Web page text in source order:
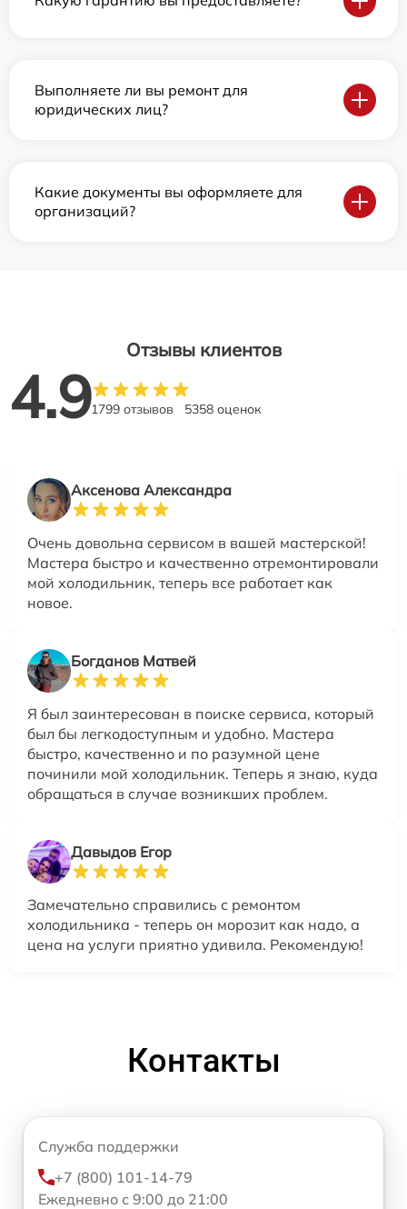
Выполняете ли вы ремонт для
юридических лиц?
Какие документы вы оформляете для
организаций?
Отзывы клиентов
4.91799 отзывов 5358 оценок
Аксенова Александра
Очень довольна сервисом в вашей мастерской!
Мастера быстро и качественно отремонтировали
мой холодильник, теперь все работает как
новое.
Богданов Матвей
Я был заинтересован в поиске сервиса, который
был бы легкодоступным и удобно. Мастера
быстро, качественно и по разумной цене
починили мой холодильник. Теперь я знаю, куда
обращаться в случае возникших проблем.
Давыдов Егор
Замечательно справились с ремонтом
холодильника - теперь он морозит как надо, а
цена на услуги приятно удивила. Рекомендую!
Контакты
Служба поддержки
+7 (800) 101-14-79
Ежедневно с 9:00 до 21:00